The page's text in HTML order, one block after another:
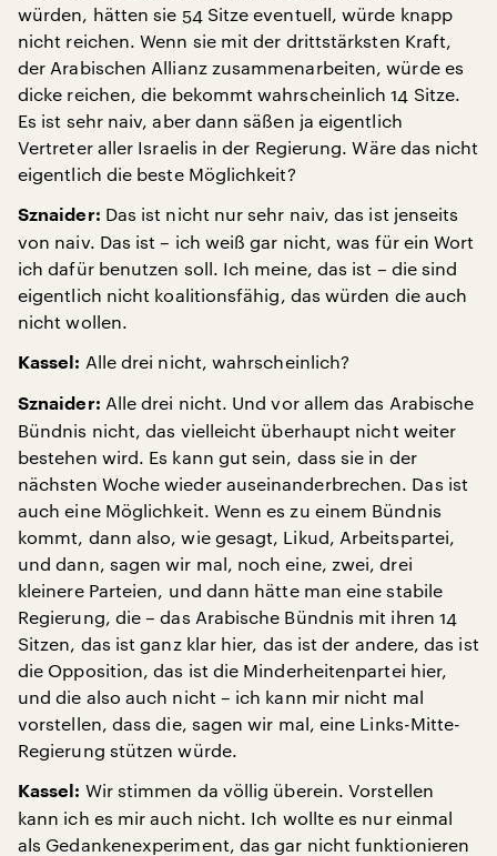
würden, hätten sie 54 Sitze eventuell, würde knapp
nicht reichen. Wenn sie mit der drittstärksten Kraft,
der Arabischen Allianz zusammenarbeiten, würde es
dicke reichen, die bekommt wahrscheinlich 14 Sitze.
Es ist sehr naiv, aber dann säßen ja eigentlich
Vertreter aller Israelis in der Regierung. Wäre das nicht
eigentlich die beste Möglichkeit?
Sznaider: Das ist nicht nur sehr naiv, das ist jenseits
von naiv. Das ist – ich weiß gar nicht, was für ein Wort
ich dafür benutzen soll. Ich meine, das ist – die sind
eigentlich nicht koalitionsfähig, das würden die auch
nicht wollen.
Kassel: Alle drei nicht, wahrscheinlich?
Sznaider: Alle drei nicht. Und vor allem das Arabische
Bündnis nicht, das vielleicht überhaupt nicht weiter
bestehen wird. Es kann gut sein, dass sie in der
nächsten Woche wieder auseinanderbrechen. Das ist
auch eine Möglichkeit. Wenn es zu einem Bündnis
kommt, dann also, wie gesagt, Likud, Arbeitspartei,
und dann, sagen wir mal, noch eine, zwei, drei
kleinere Parteien, und dann hätte man eine stabile
Regierung, die – das Arabische Bündnis mit ihren 14
Sitzen, das ist ganz klar hier, das ist der andere, das ist
die Opposition, das ist die Minderheitenpartei hier,
und die also auch nicht – ich kann mir nicht mal
vorstellen, dass die, sagen wir mal, eine Links-Mitte-
Regierung stützen würde.
Kassel: Wir stimmen da völlig überein. Vorstellen
kann ich es mir auch nicht. Ich wollte es nur einmal
als Gedankenexperiment, das gar nicht funktionieren